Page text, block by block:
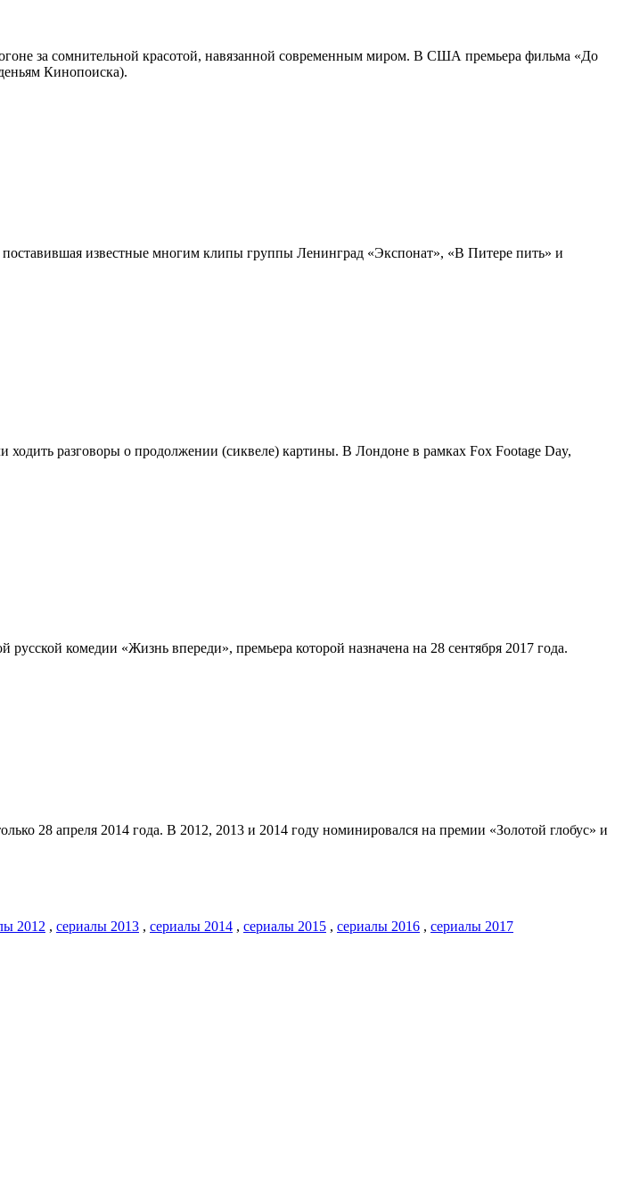
за сомнительной красотой, навязанной современным миром. В США премьера фильма «До
Кинопоиска).
известные многим клипы группы Ленинград «Экспонат», «В Питере пить» и
ходить разговоры о продолжении (сиквеле) картины. В Лондоне в рамках Fox Footage Day,
комедии «Жизнь впереди», премьера которой назначена на 28 сентября 2017 года.
28 апреля 2014 года. В 2012, 2013 и 2014 году номинировался на премии «Золотой глобус» и
2012 , сериалы 2013 , сериалы 2014 , сериалы 2015 , сериалы 2016 , сериалы 2017